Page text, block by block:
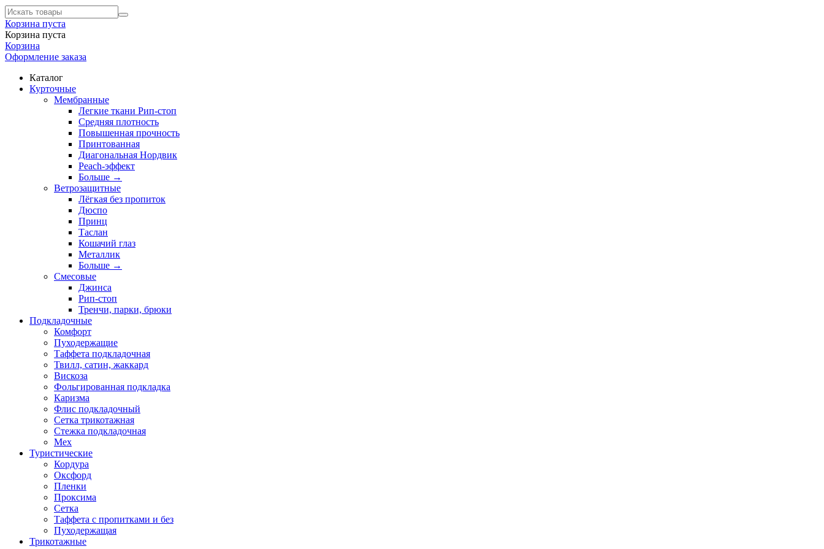
Корзина пуста
Корзина пуста
Корзина
Оформление заказа
Каталог
Курточные
Мембранные
Легкие ткани Рип-стоп
Средняя плотность
Повышенная прочность
Принтованная
Диагональная Нордвик
Peach-эффект
Больше →
Ветрозащитные
Лёгкая без пропиток
Дюспо
Принц
Таслан
Кошачий глаз
Металлик
Больше →
Смесовые
Джинса
Рип-стоп
Тренчи, парки, брюки
Подкладочные
Комфорт
Пуходержащие
Таффета подкладочная
Твилл, сатин, жаккард
Вискоза
Фольгированная подкладка
Каризма
Флис подкладочный
Сетка трикотажная
Стежка подкладочная
Мех
Туристические
Кордура
Оксфорд
Пленки
Проксима
Сетка
Таффета с пропитками и без
Пуходержащая
Трикотажные